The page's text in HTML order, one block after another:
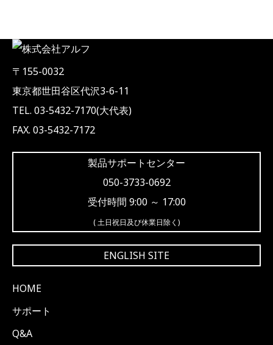
〒155-0032
東京都世田谷区代沢3-6-11
TEL. 03-5432-7170(大代表)
FAX. 03-5432-7172
製品サポートセンター
050-3733-0692
受付時間 9:00 ～ 17:00
( 土日祝日及び休業日除く)
ENGLISH SITE
HOME
サポート
Q&A